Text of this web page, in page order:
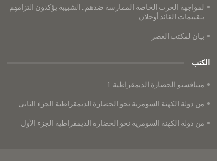
لمواجهة الحرب الخاصة الممارسة ضدهم.. الشبيبة يؤكدون التزامهم
بتقييمات القائد أوجلان
بيان لمكتب العصر
الكتب
مينافستو الحضارة الديمقراطية 1
من دولة الكهنة السومرية نحو الحضارة الديمقراطية الجزء الثاني
من دولة الكهنة السومرية نحو الحضارة الديمقراطية الجزء الأول